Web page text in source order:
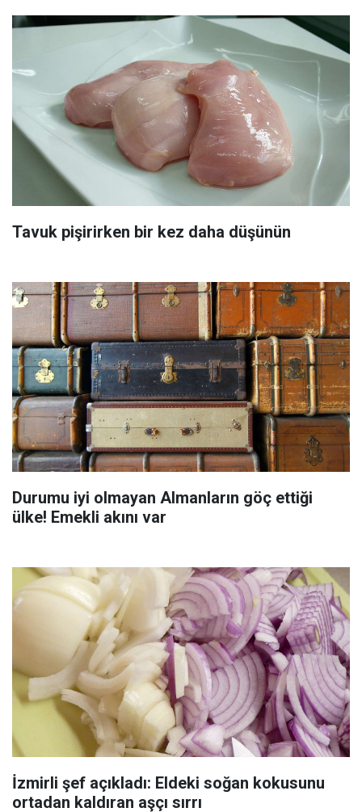
Tavuk pişirirken bir kez daha düşünün
Durumu iyi olmayan Almanların göç ettiği
ülke! Emekli akını var
İzmirli şef açıkladı: Eldeki soğan kokusunu
ortadan kaldıran aşçı sırrı